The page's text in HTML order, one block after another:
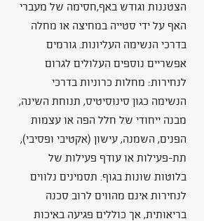
הצטננות וגודש באף,חסימה של מעברי
האף על ידי סטייה במחיצה או מחלה
בדרכי הנשימה העליונות. גורמים
אפשריים נוספים העלולים לגרום
לנחירות: מחלות כרוניות בדרכי
הנשימה כגון סינוסיטיס, תנוחת השינה,
מבנה ייחודי של חלל הפה או עצמות
הפנים, השמנה, עישון (אקטיבי ופסיבי),
תת-פעילות או עודף פעילות של
בלוטות שונות בגוף. תסמינים נלווים
לנחירות אינם מהווים לרוב סכנה
בריאותית, אך כוללים פגיעה באיכות